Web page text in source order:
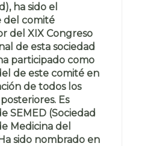
ha sido el
del comité
del XIX Congreso
de esta sociedad
participado como
de este comité en
de todos los
Es
SEMED (Sociedad
Medicina del
sido nombrado en